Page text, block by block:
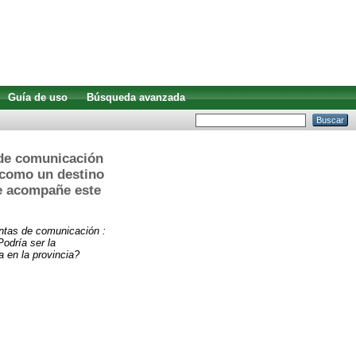
Guía de uso
Búsqueda avanzada
comunicación
un destino
este
de comunicación :
ser la
en la provincia?